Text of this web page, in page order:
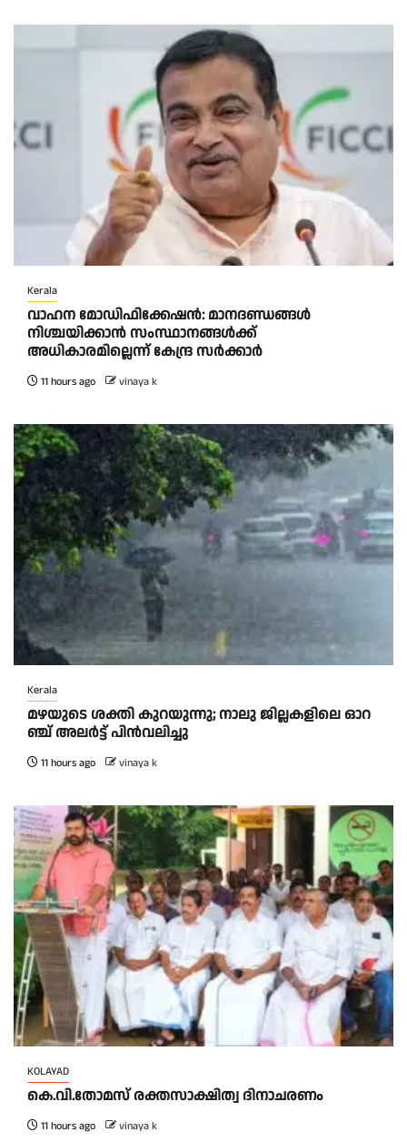
Kerala
വാഹന മോഡിഫിക്കേഷൻ: മാനദണ്ഡങ്ങൾ
നിശ്ചയിക്കാൻ സംസ്ഥാനങ്ങൾക്ക്
അധികാരമില്ലെന്ന് കേന്ദ്ര സർക്കാർ
11 hours ago vinaya k
Kerala
മ​ഴ​യു​ടെ ശ​ക്തി കു​റ​യു​ന്നു; നാ​ലു ജി​ല്ല​ക​ളി​ലെ ഓ​റ​
ഞ്ച് അ​ല​ർ​ട്ട് പി​ൻ​വ​ലി​ച്ചു
11 hours ago vinaya k
KOLAYAD
കെ.വി.തോമസ് രക്തസാക്ഷിത്വ ദിനാചരണം
11 hours ago vinaya k